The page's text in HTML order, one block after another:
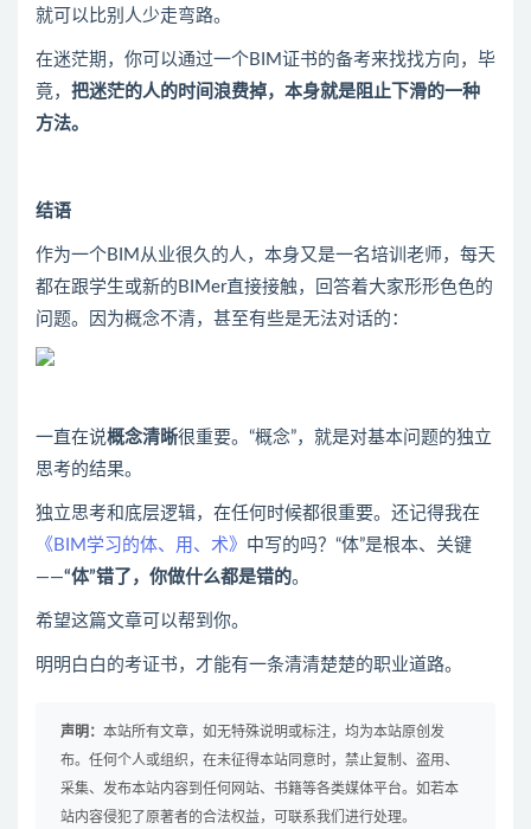
就可以比别人少走弯路。
在迷茫期，你可以通过一个BIM证书的备考来找找方向，毕
竟， 把迷茫的人的时间浪费掉，本身就是阻止下滑的一种
方法。
结语
作为一个BIM从业很久的人，本身又是一名培训老师，每天
都在跟学生或新的BIMer直接接触，回答着大家形形色色的
问题。因为概念不清，甚至有些是无法对话的：
一直在说概念清晰很重要。“概念”，就是对基本问题的独立
思考的结果。
独立思考和底层逻辑，在任何时候都很重要。还记得我在
《BIM学习的体、用、术》 中写的吗？“体”是根本、关键
——“体”错了，你做什么都是错的。
希望这篇文章可以帮到你。
明明白白的考证书，才能有一条清清楚楚的职业道路。
声明： 本站所有文章，如无特殊说明或标注，均为本站原创发
布。任何个人或组织，在未征得本站同意时，禁止复制、盗用、
采集、发布本站内容到任何网站、书籍等各类媒体平台。如若本
站内容侵犯了原著者的合法权益，可联系我们进行处理。